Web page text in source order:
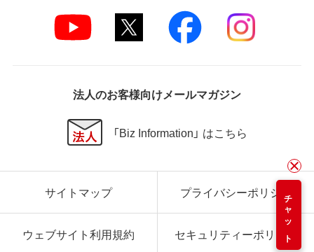
チャット
法人のお客様向けメールマガジン
「Biz Information」 はこちら
サイトマップ プライバシーポリシー
ウェブサイト利用規約 セキュリティーポリシー